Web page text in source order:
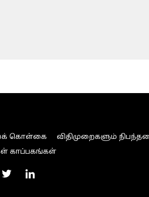
கொள்கை விதிமுறைகளும்
காப்பகங்கள்